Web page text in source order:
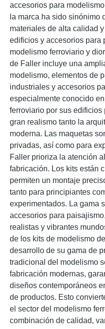
accesorios para
la marca ha sido sinónimo
materiales de alta calidad
edificios y accesorios para
modelismo ferroviario y
de Faller incluye una
modelismo, elementos de
industriales y accesorios
especialmente conocido
ferroviario por sus
gran realismo tanto la
moderna. Las maquetas
privadas, así como para
Faller prioriza la atención
fabricación. Los kits están
permiten un montaje
tanto para principiantes
experimentados. La gama
accesorios para
realistas y vibrantes
de los kits de modelismo
desarrollo de su gama de
tradicional del modelismo
fabricación modernas,
diseños contemporáneos
de productos. Esto
el sector del modelismo
combinación de calidad,